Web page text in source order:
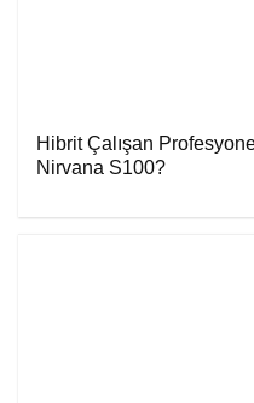
Hibrit Çalışan
Nirvana S100?